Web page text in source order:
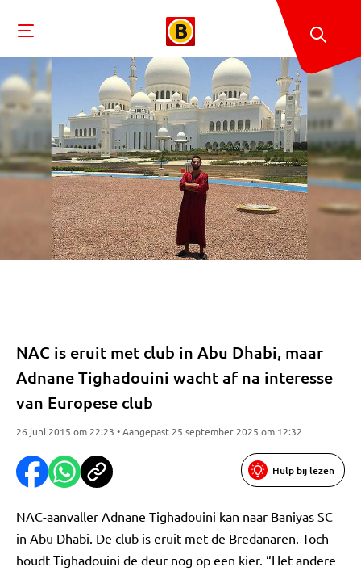
NAC is eruit met club in Abu Dhabi, maar
Adnane Tighadouini wacht af na interesse
van Europese club
26 juni 2015 om 22:23 • Aangepast 25 september 2025 om 12:32
Hulp bij lezen
NAC-aanvaller Adnane Tighadouini kan naar Baniyas SC
in Abu Dhabi. De club is eruit met de Bredanaren. Toch
houdt Tighadouini de deur nog op een kier. “Het andere